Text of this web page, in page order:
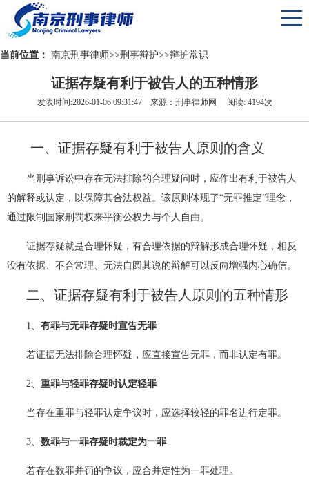
当前位置： 南京刑事律师>>刑事辩护>>辩护常识
证据存疑有利于被告人的五种情形
发表时间:2026-01-06 09:31:47 来源：刑事律师网 阅读: 4194次
一、证据存疑有利于被告人原则的含义
当刑事诉讼中存在无法排除的合理疑问时，应作出有利于被告人
的解释或认定，以保障其合法权益。该原则体现了“无罪推定”理念，
通过限制国家刑罚权来平衡公权力与个人自由。
证据存疑就是合理怀疑， 有合理依据的辩解形成合理怀疑，相反
没有依据、不合常理、无法自圆其说的辩解可以反向增强内心确信。
二、证据存疑有利于被告人原则的五种情形
1、 有罪与无罪存疑时宣告无罪
若证据无法排除合理怀疑，应直接宣告无罪，而非认定有罪。
2、 重罪与轻罪存疑时认定轻罪
当存在重罪与轻罪认定争议时，应选择较轻的罪名进行定罪。
3、 数罪与一罪存疑时裁定为一罪
若存在数罪并罚的争议，应合并定性为一罪处理。